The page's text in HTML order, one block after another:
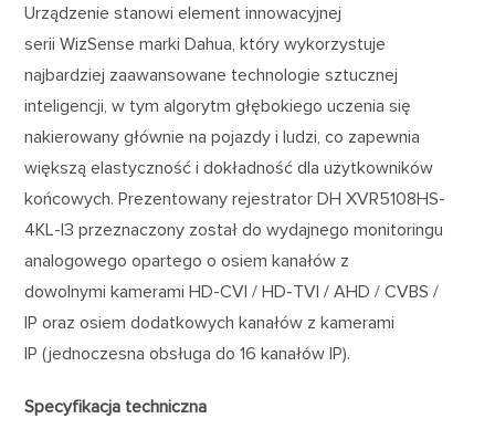
Urządzenie stanowi element innowacyjnej
serii WizSense marki Dahua, który wykorzystuje
najbardziej zaawansowane technologie sztucznej
inteligencji, w tym algorytm głębokiego uczenia się
nakierowany głównie na pojazdy i ludzi, co zapewnia
większą elastyczność i dokładność dla użytkowników
końcowych. Prezentowany rejestrator DH XVR5108HS-
4KL-I3 przeznaczony został do wydajnego monitoringu
analogowego opartego o osiem kanałów z
dowolnymi kamerami HD-CVI / HD-TVI / AHD / CVBS /
IP oraz osiem dodatkowych kanałów z kamerami
IP (jednoczesna obsługa do 16 kanałów IP).
Specyfikacja techniczna